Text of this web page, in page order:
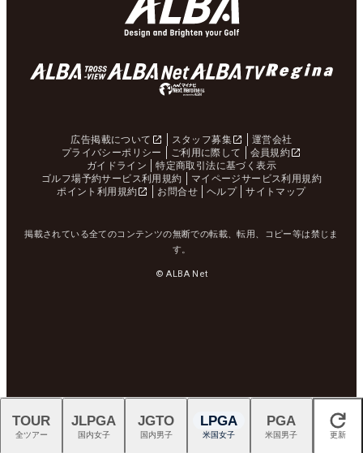
広告掲載について スタッフ募集
運営会社
プライバシーポリシー
ご利用に際して
会員規約
ガイドライン
特定商取引法に基づく表示
ゴルフ場予約サービス利用規約
マイページサービス利用規約
ポイント利用規約
お問合せ ヘルプ サイトマップ
掲載されている全てのコンテンツの無断での転載、転用、コピー等は禁じま
す。
© ALBA Net
閉じる
TOUR
全ツアー
JLPGA
国内女子
JGTO
国内男子
LPGA
米国女子
PGA
米国男子 更新